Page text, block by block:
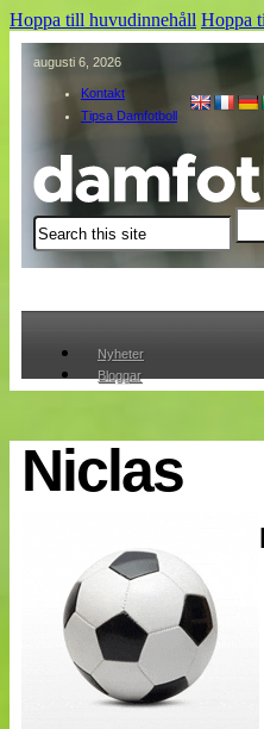
Hoppa till huvudinnehåll Hoppa
augusti 6, 2026
Kontakt
Tipsa Damfotboll
Sök
Nyheter
Bloggar
Cuper
Medlemmar
Medlemsbilder
Split vision
Nyheter
Bloggar
Lagen
Webb-TV
Niclas